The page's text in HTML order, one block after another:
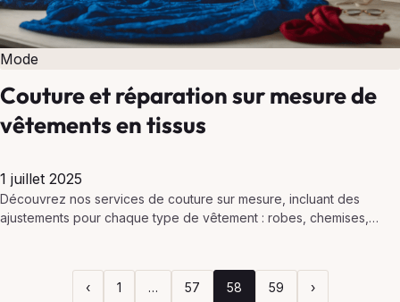
Mode
Couture et réparation sur mesure de
vêtements en tissus
1 juillet 2025
Découvrez nos services de couture sur mesure, incluant des
ajustements pour chaque type de vêtement : robes, chemises,
‹ 1 … 57 58 59 ›